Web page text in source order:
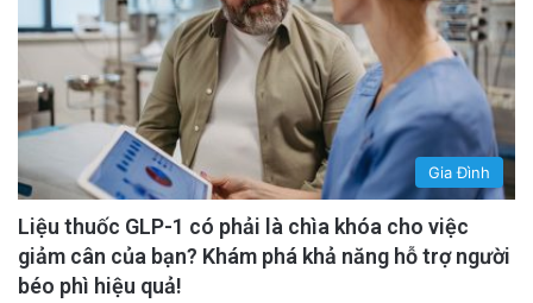
Gia Đình
Liệu thuốc GLP-1 có phải là chìa khóa cho việc
giảm cân của bạn? Khám phá khả năng hỗ trợ người
béo phì hiệu quả!